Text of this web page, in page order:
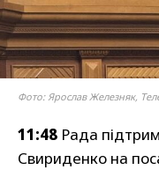
Фото: Ярослав Железняк,
11:48 Рада
Свириденко на